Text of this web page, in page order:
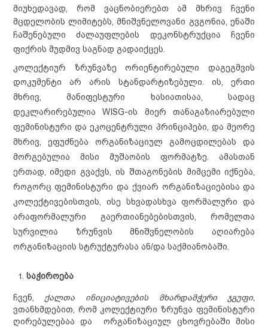
მიუხედავად, რომ ვაცნობიერებთ ამ მხრივ ჩვენი
მცდელობის ლიმიტებს, მნიშვნელოვანი გვგონია, ენაში
ჩაშენებული ძალაუფლების დეკონსტრუქცია ჩვენი
ფიქრის მუდმივ საგნად გადაიქცეს.
კოლექტიურ ზრუნვაზე ორიენტირებული დაგეგმვის
დოკუმენტი არ არის სტანდარტიზებული.ის,ერთი
მხრივ, მანიფესტური ხასიათისაა, სადაც
დეკლარირებულია WISG-ის მიერ თანაგაზიარებული
ფემინისტური და ეკოცენტრული პრინციპები, და მეორე
მხრივ, ეფუძნება ორგანიზაციულ გამოცდილებას და
მორგებულია მისი მუშაობის ფორმატზე. ამასთან
ერთად, იმედი გვაქვს, ის შთაგონების მიმცემი იქნება,
როგორც ფემინისტური და ქვიარ ორგანიზაციებისა და
კოლექტივებისთვის, ისე სხვადასხვა ფორმალური და
არაფორმალური გაერთიანებებისთვის, რომელთა
სურვილია ზრუნვის მნიშვნელობის აღიარება
ორგანიზაციის სტრუქტურასა ან/და საქმიანობაში.
საჭიროება
ჩვენ, ქალთა ინიციატივების მხარდამჭერი ჯგუფი
ვთანხმდებით, რომ კოლექტიური ზრუნვა ფემინისტური
ღირებულებაა და
ორგანიზაციულ ცხოვრებაში მისი